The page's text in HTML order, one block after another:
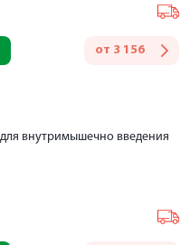
от 3 156
внутримышечно введения